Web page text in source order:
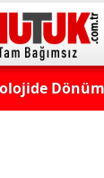
Dönüm